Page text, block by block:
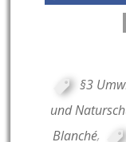
§3
und
Blanché,